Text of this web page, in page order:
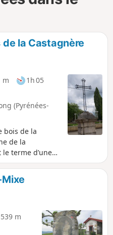
la Castagnère
m
1h 05
(Pyrénées-
bois de la
de la
le terme d’une
Vous en
mais
m